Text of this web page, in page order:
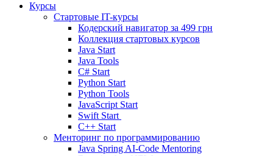
Курсы
Стартовые IT-курсы
Кодерский навигатор за 499 грн
Коллекция стартовых курсов
Java Start
Java Tools
C# Start
Python Start
Python Tools
JavaScript Start
Swift Start
C++ Start
Менторинг по программированию
Java Spring AI-Code Mentoring